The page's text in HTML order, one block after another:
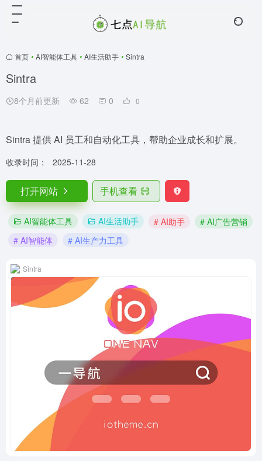
首页 • AI智能体工具 • AI生活助手 • Sintra
Sintra
8个月前更新 62 0 0
Sintra 提供 AI 员工和自动化工具，帮助企业成长和扩展。
收录时间： 2025-11-28
打开网站 手机查看
AI智能体工具 AI生活助手 # AI助手
# AI广告营销
# AI智能体
# AI生产力工具
Sintra